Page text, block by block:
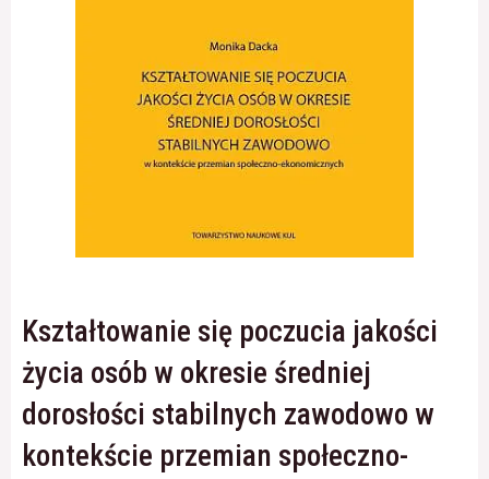
Kształtowanie się poczucia jakości
życia osób w okresie średniej
dorosłości stabilnych zawodowo w
kontekście przemian społeczno-
Konieczne
Te pliki cookie
nie są
opcjonalne. Są
one potrzebne
strony
internetowej.
Statystyka
Abyśmy mogli
poprawić
funkcjonalność
i strukturę
strony
internetowej,
na podstawie